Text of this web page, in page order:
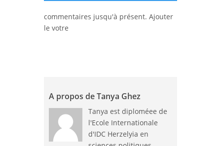
commentaires jusqu'à présent. Ajouter
le votre
A propos de Tanya Ghez
Tanya est diploméee de
l'Ecole Internationale
d'IDC Herzelyia en